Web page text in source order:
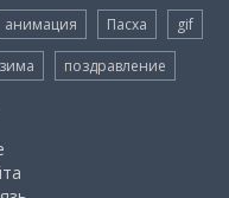
анимация Пасха gif
зима поздравление